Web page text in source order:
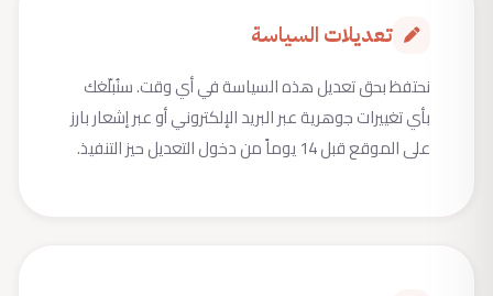
تعديلات السياسة
نحتفظ بحق تعديل هذه السياسة في أي وقت. سنُبلّغك
بأي تغييرات جوهرية عبر البريد الإلكتروني أو عبر إشعار بارز
على الموقع قبل 14 يوماً من دخول التعديل حيز التنفيذ.